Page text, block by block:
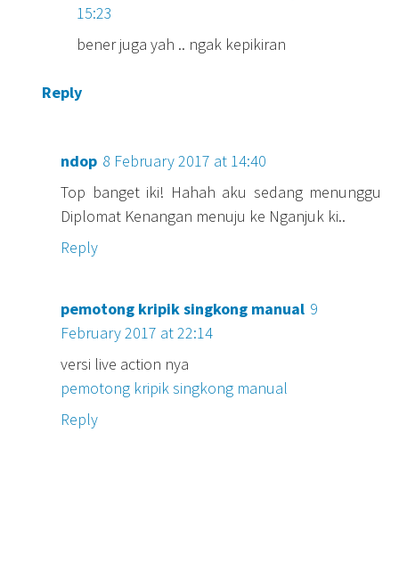
15:23
bener juga yah .. ngak kepikiran
Reply
ndop 8 February 2017 at 14:40
Top banget iki! Hahah aku sedang menunggu
Diplomat Kenangan menuju ke Nganjuk ki..
Reply
pemotong kripik singkong manual 9
February 2017 at 22:14
versi live action nya
pemotong kripik singkong manual
Reply